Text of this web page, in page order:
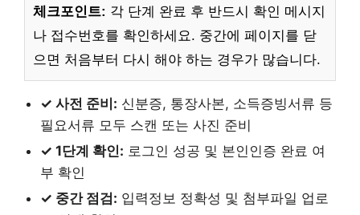
체크포인트: 각 단계 완료 후 반드시 확인 메시지
나 접수번호를 확인하세요. 중간에 페이지를 닫
으면 처음부터 다시 해야 하는 경우가 많습니다.
✓ 사전 준비: 신분증, 통장사본, 소득증빙서류 등
필요서류 모두 스캔 또는 사진 준비
✓ 1단계 확인: 로그인 성공 및 본인인증 완료 여
부 확인
✓ 중간 점검: 입력정보 정확성 및 첨부파일 업로